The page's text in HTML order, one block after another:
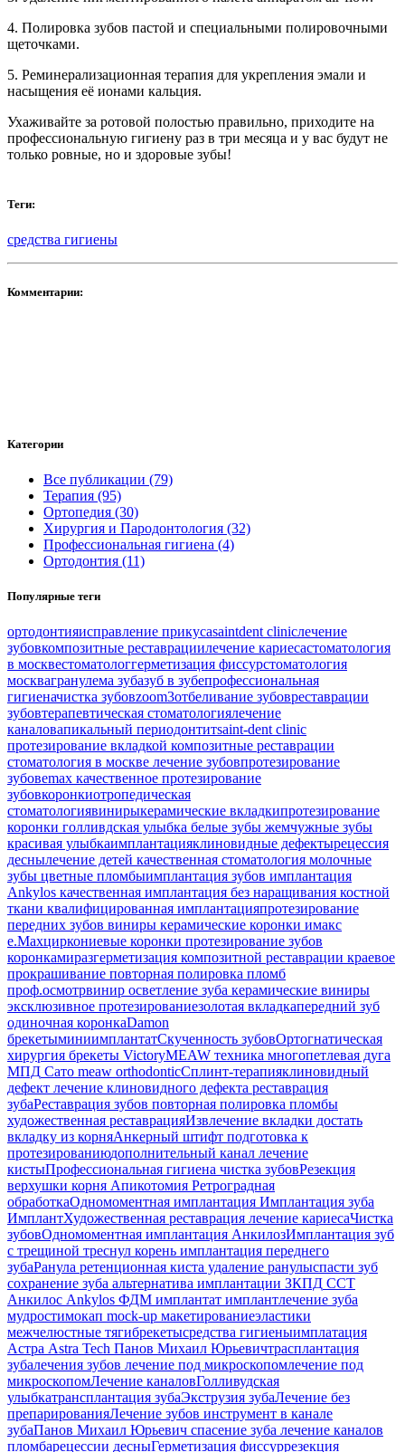
4. Полировка зубов пастой и специальными полировочными
щеточками.
5. Реминерализационная терапия для укрепления эмали и
насыщения её ионами кальция.
Ухаживайте за ротовой полостью правильно, приходите на
профессиональную гигиену раз в три месяца и у вас будут не
только ровные, но и здоровые зубы!
Теги:
средства гигиены
Комментарии:
Категории
Все публикации (79)
Терапия (95)
Ортопедия (30)
Хирургия и Пародонтология (32)
Профессиональная гигиена (4)
Ортодонтия (11)
Популярные теги
ортодонтияисправление прикусаsaintdent clinicлечение
зубовкомпозитные реставрациилечение кариесастоматология
в москвестоматологгерметизация фиссурстоматология
москвагранулема зубазуб в зубепрофессиональная
гигиеначистка зубовzoom3отбеливание зубовреставрации
зубовтерапевтическая стоматологиялечение
каналовапикальный периодонтитsaint-dent clinic
протезирование вкладкой композитные реставрации
стоматология в москве лечение зубовпротезирование
зубовemax качественное протезирование
зубовкоронкиотропедическая
стоматологиявинирыкерамические вкладкипротезирование
коронки голливдская улыбка белые зубы жемчужные зубы
красивая улыбкаимплантацияклиновидные дефектырецессия
деснылечение детей качественная стоматология молочные
зубы цветные пломбыимплантация зубов имплантация
Ankylos качественная имплантация без наращивания костной
ткани квалифицированная имплантацияпротезирование
передних зубов виниры керамические коронки имакс
e.Maxциркониевые коронки протезирование зубов
коронкамиразгерметизация композитной реставрации краевое
прокрашивание повторная полировка пломб
проф.осмотрвинир осветление зуба керамические виниры
эксклюзивное протезированиезолотая вкладкапередний зуб
одиночная коронкаDamon
брекетыминиимплантатСкученность зубовОртогнатическая
хирургия брекеты VictoryMEAW техника многопетлевая дуга
МПД Сато meaw orthodonticСплинт-терапияклиновидный
дефект лечение клиновидного дефекта реставрация
зубаРеставрация зубов повторная полировка пломбы
художественная реставрацияИзвлечение вкладки достать
вкладку из корняАнкерный штифт подготовка к
протезированиюдополнительный канал лечение
кистыПрофессиональная гигиена чистка зубовРезекция
верхушки корня Апикотомия Ретроградная
обработкаОдномоментная имплантация Имплантация зуба
ИмплантХудожественная реставрация лечение кариесаЧистка
зубовОдномоментная имплантация АнкилозИмплантация зуб
с трещиной треснул корень имплантация переднего
зубаРанула ретенционная киста удаление ранулыспасти зуб
сохранение зуба альтернатива имплантации ЗКПД ССТ
Анкилос Ankylos ФДМ имплантат имплантлечение зуба
мудростимокап mock-up макетированиеэластики
межчелюстные тягибрекетысредства гигиеныимплатация
Астра Astra Tech Панов Михаил Юрьевичтрасплантация
зубалечения зубов лечение под микроскопомлечение под
микроскопомЛечение каналовГолливудская
улыбкатрансплантация зубаЭкструзия зубаЛечение без
препарированияЛечение зубов инструмент в канале
зубаПанов Михаил Юрьевич спасение зуба лечение каналов
пломбарецессии десныГерметизация фиссуррезекция